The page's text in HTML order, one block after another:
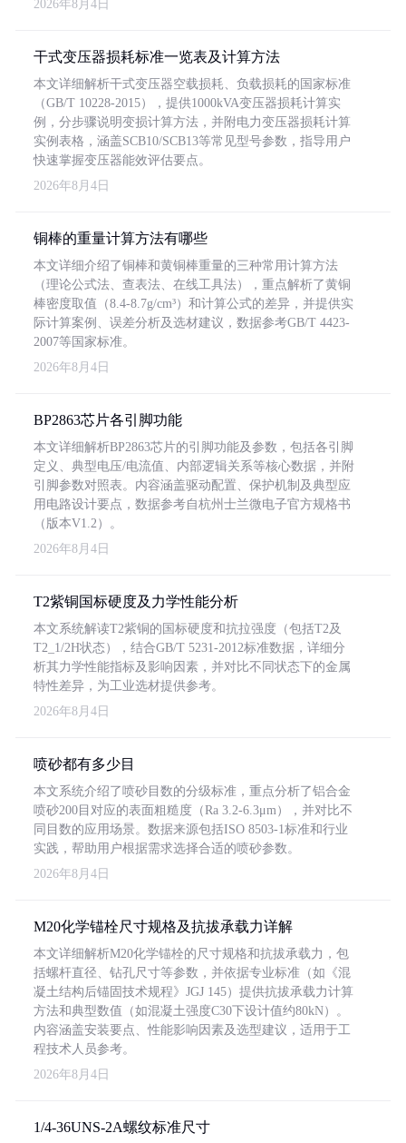
2026年8月4日
干式变压器损耗标准一览表及计算方法
本文详细解析干式变压器空载损耗、负载损耗的国家标准
（GB/T 10228-2015），提供1000kVA变压器损耗计算实
例，分步骤说明变损计算方法，并附电力变压器损耗计算
实例表格，涵盖SCB10/SCB13等常见型号参数，指导用户
快速掌握变压器能效评估要点。
2026年8月4日
铜棒的重量计算方法有哪些
本文详细介绍了铜棒和黄铜棒重量的三种常用计算方法
（理论公式法、查表法、在线工具法），重点解析了黄铜
棒密度取值（8.4-8.7g/cm³）和计算公式的差异，并提供实
际计算案例、误差分析及选材建议，数据参考GB/T 4423-
2007等国家标准。
2026年8月4日
BP2863芯片各引脚功能
本文详细解析BP2863芯片的引脚功能及参数，包括各引脚
定义、典型电压/电流值、内部逻辑关系等核心数据，并附
引脚参数对照表。内容涵盖驱动配置、保护机制及典型应
用电路设计要点，数据参考自杭州士兰微电子官方规格书
（版本V1.2）。
2026年8月4日
T2紫铜国标硬度及力学性能分析
本文系统解读T2紫铜的国标硬度和抗拉强度（包括T2及
T2_1/2H状态），结合GB/T 5231-2012标准数据，详细分
析其力学性能指标及影响因素，并对比不同状态下的金属
特性差异，为工业选材提供参考。
2026年8月4日
喷砂都有多少目
本文系统介绍了喷砂目数的分级标准，重点分析了铝合金
喷砂200目对应的表面粗糙度（Ra 3.2-6.3μm），并对比不
同目数的应用场景。数据来源包括ISO 8503-1标准和行业
实践，帮助用户根据需求选择合适的喷砂参数。
2026年8月4日
M20化学锚栓尺寸规格及抗拔承载力详解
本文详细解析M20化学锚栓的尺寸规格和抗拔承载力，包
括螺杆直径、钻孔尺寸等参数，并依据专业标准（如《混
凝土结构后锚固技术规程》JGJ 145）提供抗拔承载力计算
方法和典型数值（如混凝土强度C30下设计值约80kN）。
内容涵盖安装要点、性能影响因素及选型建议，适用于工
程技术人员参考。
2026年8月4日
1/4-36UNS-2A螺纹标准尺寸